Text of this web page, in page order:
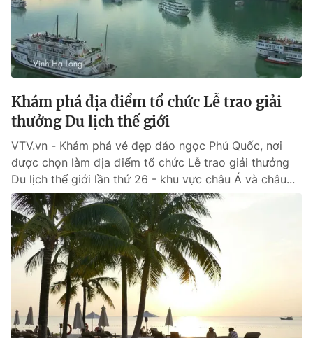
Thị trường 24h Tấm lòng Việt
VTV4 Vươn mình bằng AI
VTV9 VTV8
Liên hệ tòa soạn English
THỜI BÁO VTV
Theo dõi báo trên
Cơ quan chủ quản: Đài Truyền hình Việt Nam
Cơ quan báo chí:Thời báo VTV
Khám phá địa điểm tổ chức Lễ trao giải
thưởng Du lịch thế giới
VTV.vn - Khám phá vẻ đẹp đảo ngọc Phú Quốc, nơi
được chọn làm địa điểm tổ chức Lễ trao giải thưởng
Du lịch thế giới lần thứ 26 - khu vực châu Á và châu...